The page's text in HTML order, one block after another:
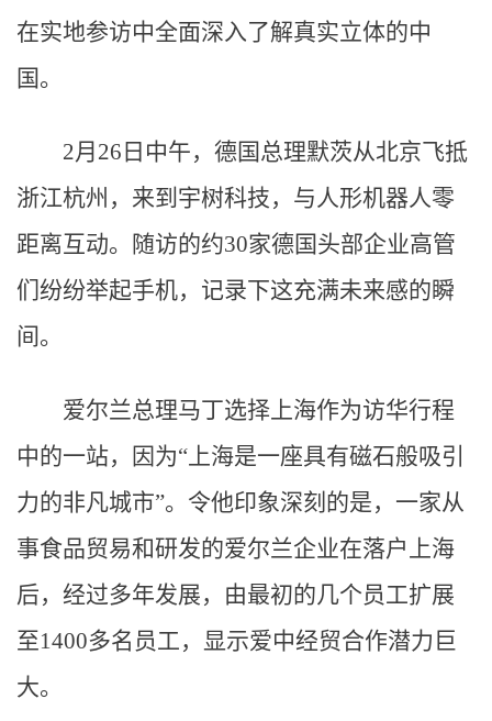
在实地参访中全面深入了解真实立体的中
国。
2月26日中午，德国总理默茨从北京飞抵
浙江杭州，来到宇树科技，与人形机器人零
距离互动。随访的约30家德国头部企业高管
们纷纷举起手机，记录下这充满未来感的瞬
间。
爱尔兰总理马丁选择上海作为访华行程
中的一站，因为“上海是一座具有磁石般吸引
力的非凡城市”。令他印象深刻的是，一家从
事食品贸易和研发的爱尔兰企业在落户上海
后，经过多年发展，由最初的几个员工扩展
至1400多名员工，显示爱中经贸合作潜力巨
大。